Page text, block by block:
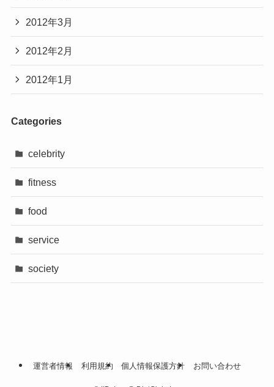
2012年3月
2012年2月
2012年1月
Categories
celebrity
fitness
food
service
society
運営者情報 利用規約 個人情報保護方針 お問い合わせ